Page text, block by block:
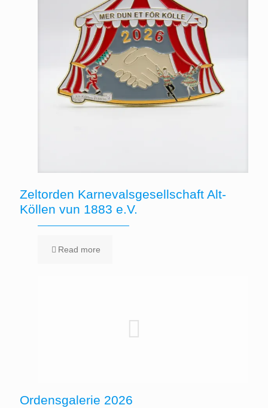
Zeltorden Karnevalsgesellschaft Alt-
Köllen vun 1883 e.V.
Read more
Ordensgalerie 2026